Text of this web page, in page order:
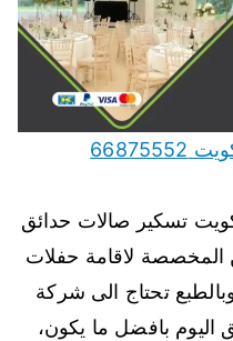
تسكير صالات حدائق منازل الكويت 66875552
تسكير صالات حدائق
المخصصة لاقامة حفلات
تحتاج الى شركة
اليوم بافضل ما يكون،